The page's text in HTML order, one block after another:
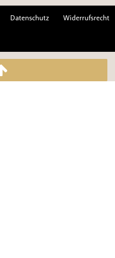
Datenschutz Widerrufsrecht